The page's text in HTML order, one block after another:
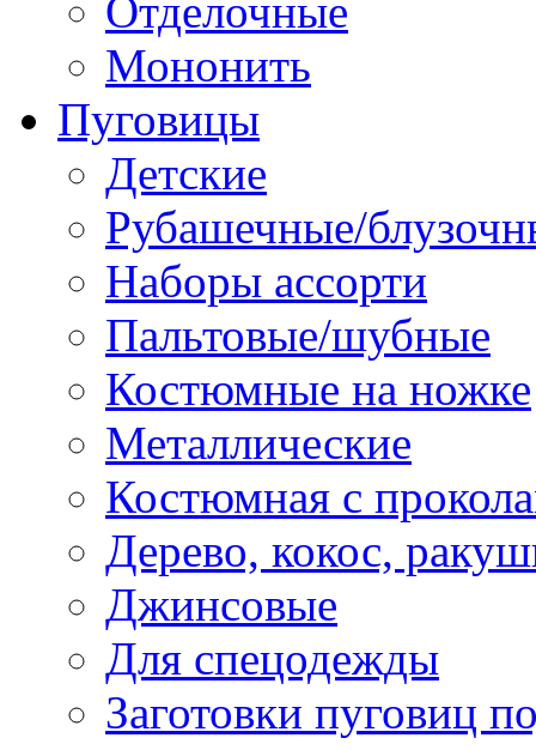
Отделочные
Мононить
Пуговицы
Детские
Рубашечные/
Наборы ассорти
Пальтовые/шубные
Костюмные на ножке
Металлические
Костюмная с
Дерево, кокос,
Джинсовые
Для спецодежды
Заготовки пуговиц